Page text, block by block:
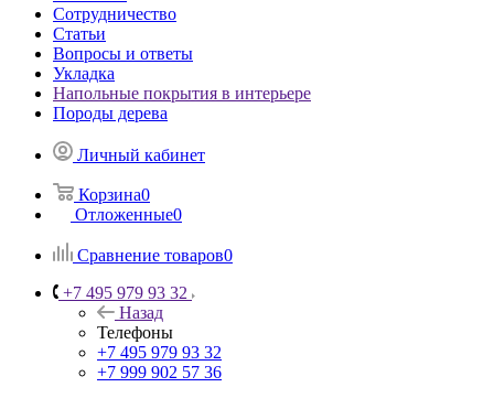
Сотрудничество
Статьи
Вопросы и ответы
Укладка
Напольные покрытия в интерьере
Породы дерева
Личный кабинет
Корзина0
Отложенные0
Сравнение товаров0
+7 495 979 93 32
Назад
Телефоны
+7 495 979 93 32
+7 999 902 57 36